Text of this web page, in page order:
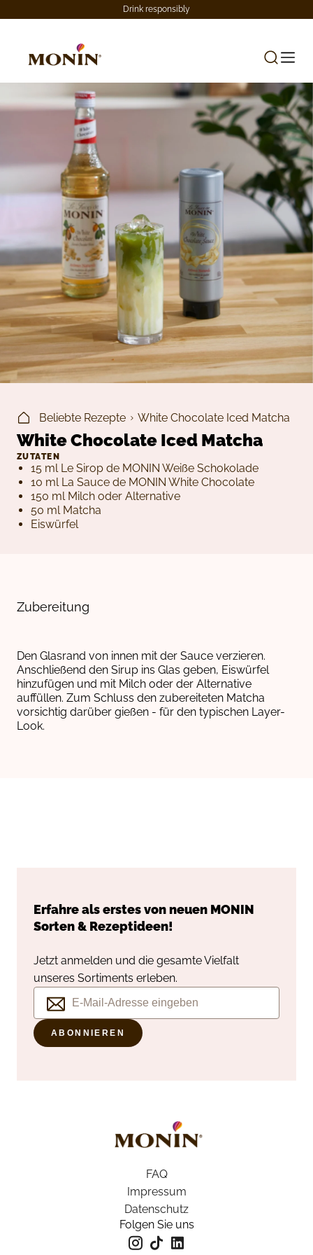
Drink responsibly
Beliebte Rezepte White Chocolate Iced Matcha
White Chocolate Iced Matcha
ZUTATEN
15 ml Le Sirop de MONIN Weiße Schokolade
10 ml La Sauce de MONIN White Chocolate
150 ml Milch oder Alternative
50 ml Matcha
Eiswürfel
Zubereitung
Den Glasrand von innen mit der Sauce verzieren.
Anschließend den Sirup ins Glas geben, Eiswürfel
hinzufügen und mit Milch oder der Alternative
auffüllen. Zum Schluss den zubereiteten Matcha
vorsichtig darüber gießen - für den typischen Layer-
Look.
Erfahre als erstes von neuen MONIN
Sorten & Rezeptideen!
Jetzt anmelden und die gesamte Vielfalt
unseres Sortiments erleben.
ABONNIEREN
FAQ
Impressum
Datenschutz
Folgen Sie uns